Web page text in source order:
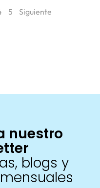
5 Siguiente
nuestro
blogs y